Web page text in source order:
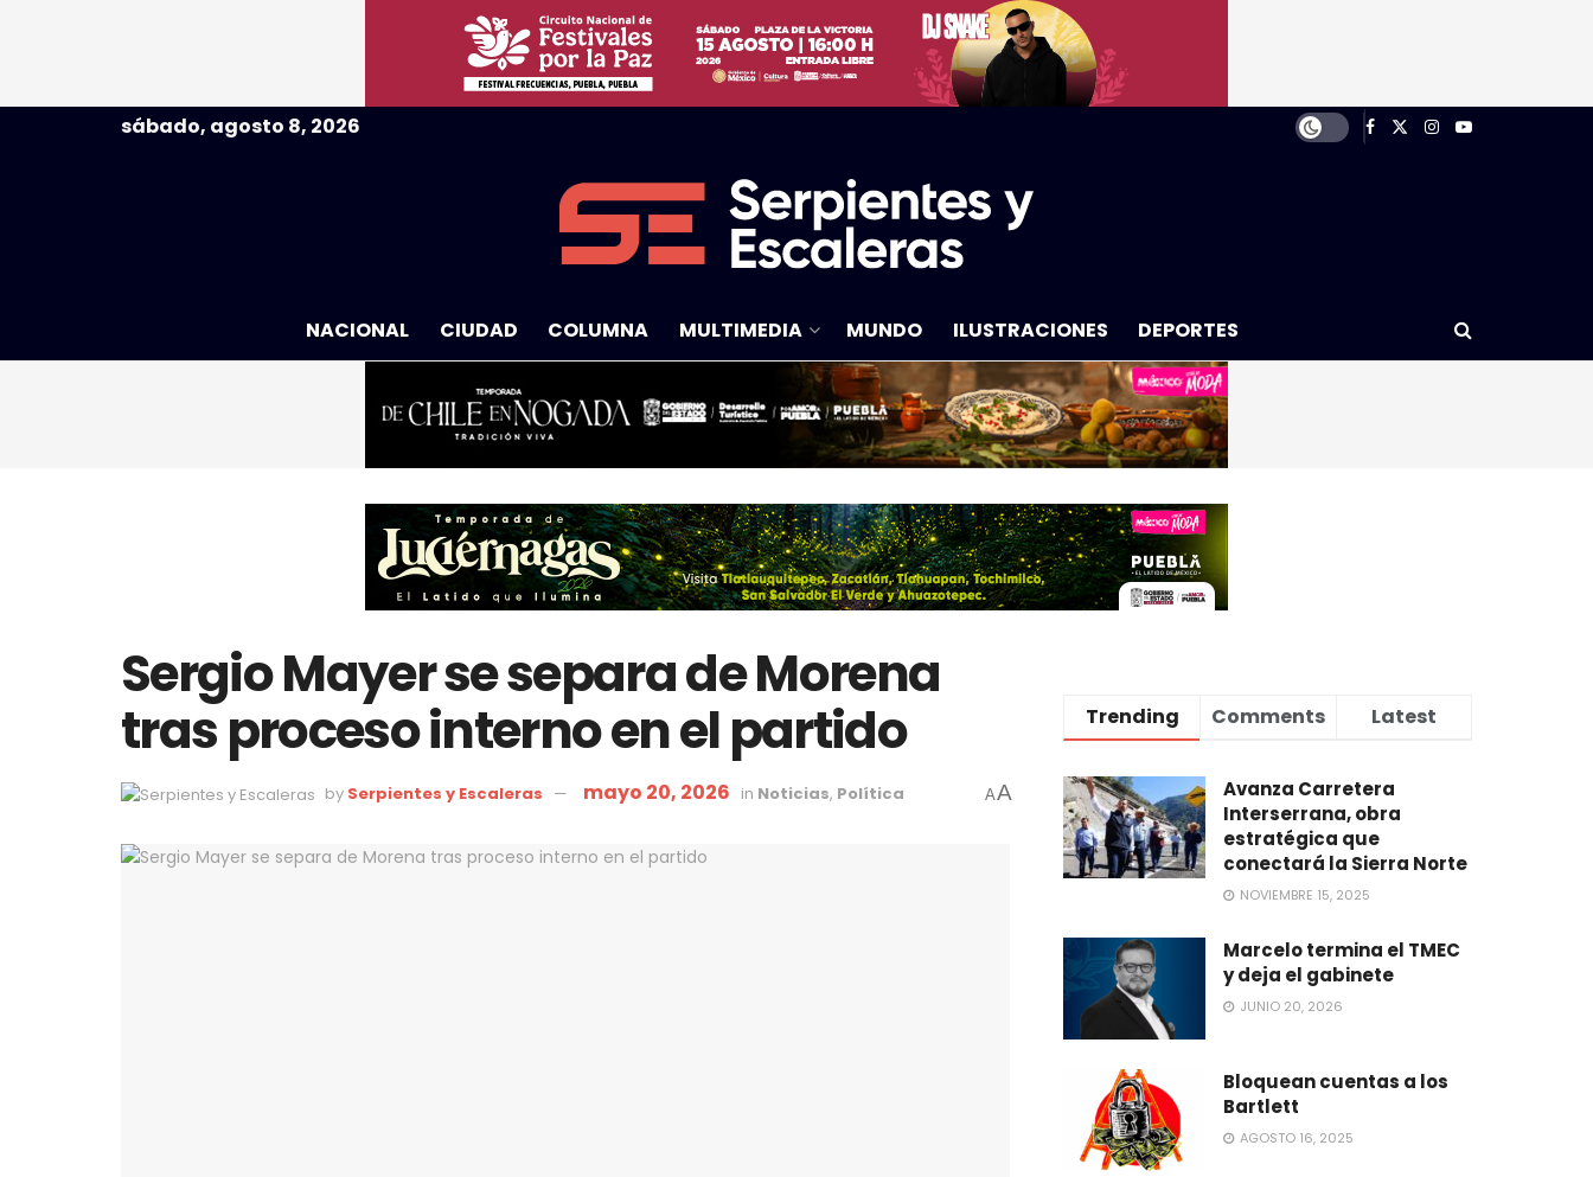
sábado, agosto 8, 2026
NACIONAL CIUDAD COLUMNA MULTIMEDIA MUNDO ILUSTRACIONES DEPORTES
Sergio Mayer se separa de Morena
tras proceso interno en el partido
by Serpientes y Escaleras mayo 20, 2026 in Noticias, Política AA
Trending Comments Latest
Avanza Carretera
Interserrana, obra
estratégica que
conectará la Sierra Norte
NOVIEMBRE 15, 2025
Marcelo termina el TMEC
y deja el gabinete
JUNIO 20, 2026
Bloquean cuentas a los
Bartlett
AGOSTO 16, 2025